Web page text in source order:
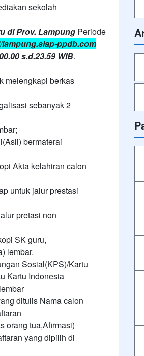
sekolah
di Prov. Lampung Periode
ppdb.com
s.d.23.59 WIB.
melengkapi berkas
sebanyak 2
bermaterai
Akta kelahiran calon
untuk jalur prestasi
pretasi non
SK guru,
lembar.
Sosial(KPS)/Kartu
Kartu Indonesia
ditulis Nama calon
orang tua,Afirmasi)
yang dipilih di